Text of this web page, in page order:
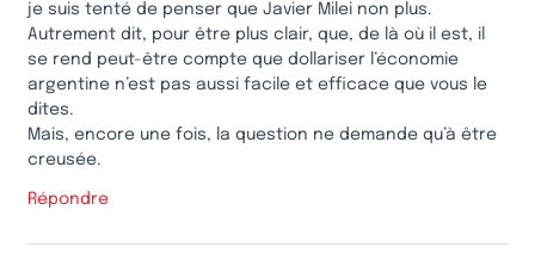
je suis tenté de penser que Javier Milei non plus.
Autrement dit, pour être plus clair, que, de là où il est, il
se rend peut-être compte que dollariser l’économie
argentine n’est pas aussi facile et efficace que vous le
dites.
Mais, encore une fois, la question ne demande qu’à être
creusée.
Répondre